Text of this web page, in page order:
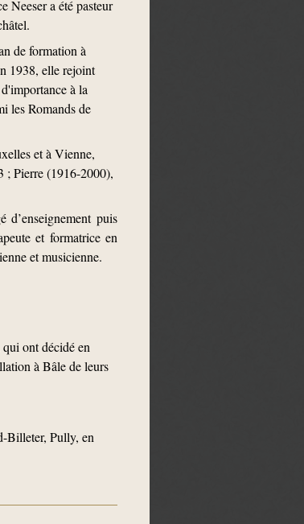
Neeser a été pasteur
de formation à
1938, elle rejoint
à la
les Romands de
et à Vienne,
; Pierre (1916-2000),
puis
et formatrice en
et musicienne.
ont décidé en
à Bâle de leurs
Billeter, Pully, en